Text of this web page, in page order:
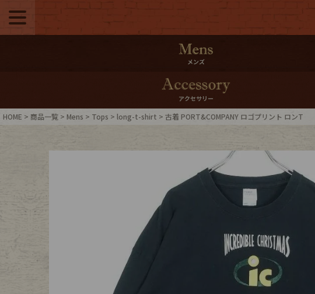
500pt＆10％Offクーポンプレゼント
ログイン・会員登録 LINE ID連携
International Shipping
店舗紹介
スタッフコーディネート
古着卸DOCK
メンズ
アクセサリー
HOME 商品一覧 Mens Tops long-t-shirt 古着 PORT&COMPANY ロゴプリント ロンT